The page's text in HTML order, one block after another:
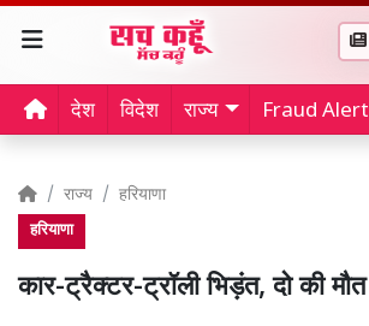
देश विदेश राज्य Fraud Alert
राज्य हरियाणा
हरियाणा
कार-ट्रैक्टर-ट्रॉली भिड़ंत, दो की मौत